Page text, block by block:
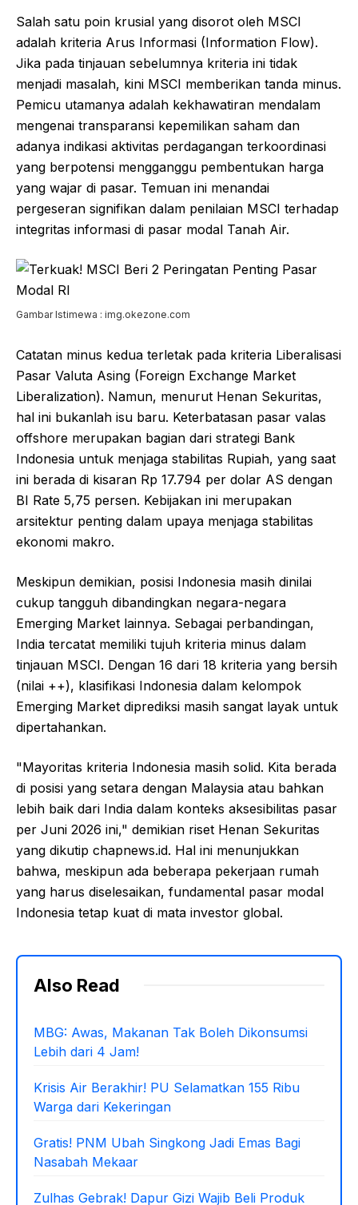
Salah satu poin krusial yang disorot oleh MSCI
adalah kriteria Arus Informasi (Information Flow).
Jika pada tinjauan sebelumnya kriteria ini tidak
menjadi masalah, kini MSCI memberikan tanda minus.
Pemicu utamanya adalah kekhawatiran mendalam
mengenai transparansi kepemilikan saham dan
adanya indikasi aktivitas perdagangan terkoordinasi
yang berpotensi mengganggu pembentukan harga
yang wajar di pasar. Temuan ini menandai
pergeseran signifikan dalam penilaian MSCI terhadap
integritas informasi di pasar modal Tanah Air.
Gambar Istimewa : img.okezone.com
Catatan minus kedua terletak pada kriteria Liberalisasi
Pasar Valuta Asing (Foreign Exchange Market
Liberalization). Namun, menurut Henan Sekuritas,
hal ini bukanlah isu baru. Keterbatasan pasar valas
offshore merupakan bagian dari strategi Bank
Indonesia untuk menjaga stabilitas Rupiah, yang saat
ini berada di kisaran Rp 17.794 per dolar AS dengan
BI Rate 5,75 persen. Kebijakan ini merupakan
arsitektur penting dalam upaya menjaga stabilitas
ekonomi makro.
Meskipun demikian, posisi Indonesia masih dinilai
cukup tangguh dibandingkan negara-negara
Emerging Market lainnya. Sebagai perbandingan,
India tercatat memiliki tujuh kriteria minus dalam
tinjauan MSCI. Dengan 16 dari 18 kriteria yang bersih
(nilai ++), klasifikasi Indonesia dalam kelompok
Emerging Market diprediksi masih sangat layak untuk
dipertahankan.
"Mayoritas kriteria Indonesia masih solid. Kita berada
di posisi yang setara dengan Malaysia atau bahkan
lebih baik dari India dalam konteks aksesibilitas pasar
per Juni 2026 ini," demikian riset Henan Sekuritas
yang dikutip chapnews.id. Hal ini menunjukkan
bahwa, meskipun ada beberapa pekerjaan rumah
yang harus diselesaikan, fundamental pasar modal
Indonesia tetap kuat di mata investor global.
Also Read
MBG: Awas, Makanan Tak Boleh Dikonsumsi
Lebih dari 4 Jam!
Krisis Air Berakhir! PU Selamatkan 155 Ribu
Warga dari Kekeringan
Gratis! PNM Ubah Singkong Jadi Emas Bagi
Nasabah Mekaar
Zulhas Gebrak! Dapur Gizi Wajib Beli Produk